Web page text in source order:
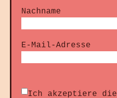
Nachname
E-Mail-Adresse
Ich akzeptiere die